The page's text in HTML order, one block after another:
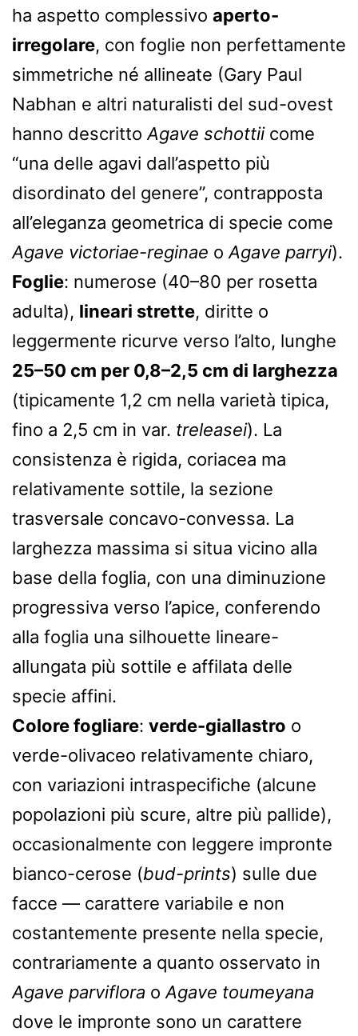
ha aspetto complessivo aperto-
irregolare, con foglie non perfettamente
simmetriche né allineate (Gary Paul
Nabhan e altri naturalisti del sud-ovest
hanno descritto Agave schottiicome
“una delle agavi dall’aspetto più
disordinato del genere”, contrapposta
all’eleganza geometrica di specie come
Agave victoriae-reginae o Agave parryi).
Foglie: numerose (40–80 per rosetta
adulta), lineari strette, diritte o
leggermente ricurve verso l’alto, lunghe
25–50 cm per 0,8–2,5 cm di larghezza
(tipicamente 1,2 cm nella varietà tipica,
fino a 2,5 cm in var. treleasei). La
consistenza è rigida, coriacea ma
relativamente sottile, la sezione
trasversale concavo-convessa. La
larghezza massima si situa vicino alla
base della foglia, con una diminuzione
progressiva verso l’apice, conferendo
alla foglia una silhouette lineare-
allungata più sottile e affilata delle
specie affini.
Colore fogliare: verde-giallastro o
verde-olivaceo relativamente chiaro,
con variazioni intraspecifiche (alcune
popolazioni più scure, altre più pallide),
occasionalmente con leggere impronte
bianco-cerose (bud-prints) sulle due
facce — carattere variabile e non
costantemente presente nella specie,
contrariamente a quanto osservato in
Agave parviflora o Agave toumeyana
dove le impronte sono un carattere